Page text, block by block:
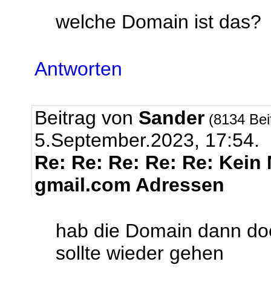
welche Domain ist das?
Antworten
Beitrag von Sander (8134
5.September.2023, 17:54.
Re: Re: Re: Re: Re:
gmail.com Adressen
hab die Domain dann
sollte wieder gehen